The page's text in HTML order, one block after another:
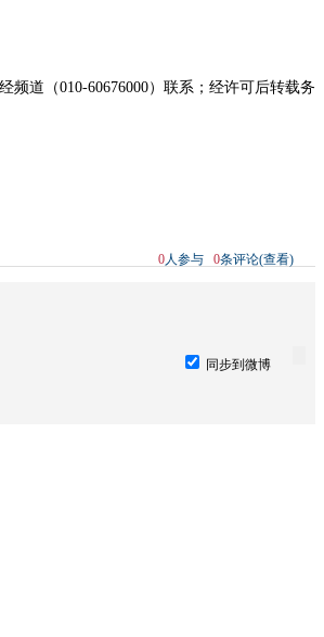
道（010-60676000）联系；经许可后转载务
0人参与 0条评论(查看)
同步到微博